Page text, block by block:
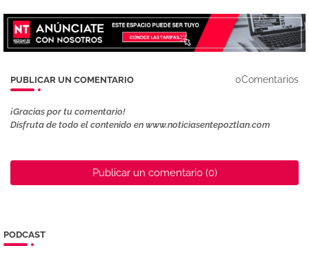
PUBLICAR UN COMENTARIO 0Comentarios
¡Gracias por tu comentario!
Disfruta de todo el contenido en www.noticiasentepoztlan.com
Publicar un comentario (0)
PODCAST